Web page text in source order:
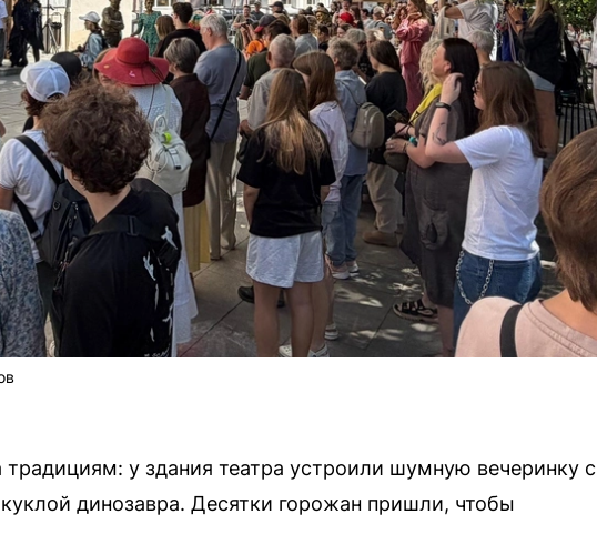
у здания театра устроили шумную вечеринку с
динозавра. Десятки горожан пришли, чтобы